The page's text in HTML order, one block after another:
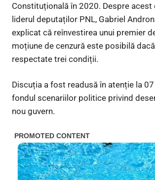
Constituțională în 2020. Despre acest
liderul deputaților PNL, Gabriel
explicat că reînvestirea unui premier
moțiune de cenzură este posibilă
respectate trei condiții.
Discuția a fost readusă în atenție la
fondul scenariilor politice privind
nou guvern.